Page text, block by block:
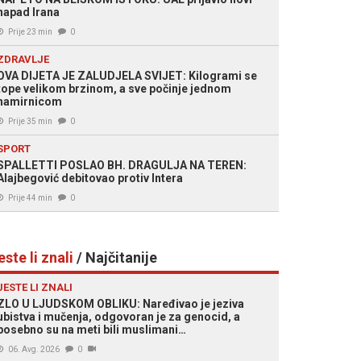
Irana
Prije 23 min 0
DIJETA JE ZALUDJELA SVIJET: Kilogrami se
velikom brzinom, a sve počinje jednom
Prije 35 min 0
POSLAO BH. DRAGULJA NA TEREN:
debitovao protiv Intera
Prije 44 min 0
li znali / Najčitanije
LI ZNALI
U LJUDSKOM OBLIKU: Naređivao je jeziva
i mučenja, odgovoran je za genocid, a
su na meti bili muslimani…
06. Avg. 2026 0